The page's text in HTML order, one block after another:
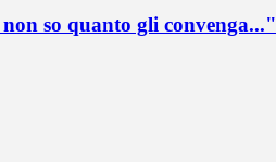
so quanto gli convenga..."